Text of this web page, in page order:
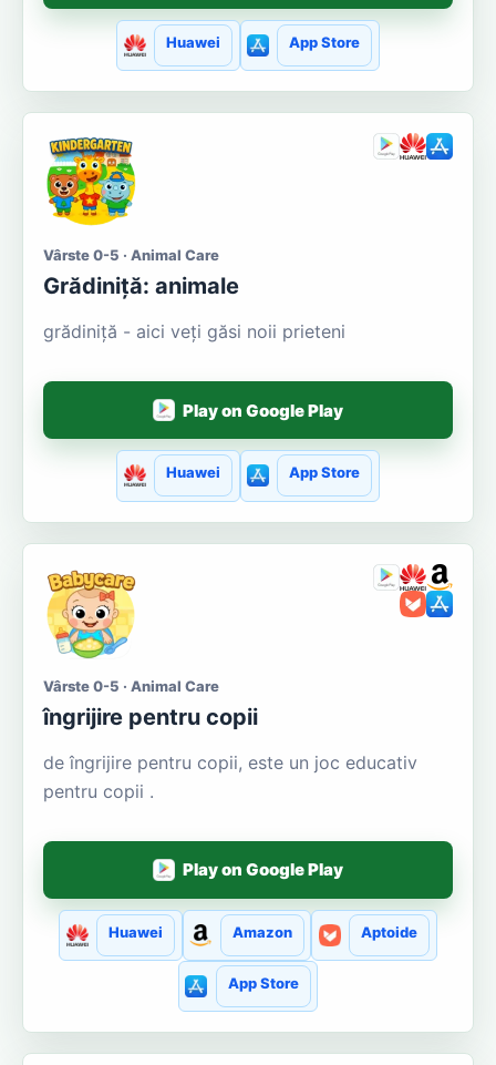
Huawei App Store
Vârste 0-5 · Animal Care
Grădiniță: animale
grădiniță - aici veți găsi noii prieteni
Play on Google Play
Huawei App Store
Vârste 0-5 · Animal Care
îngrijire pentru copii
de îngrijire pentru copii, este un joc educativ
pentru copii .
Play on Google Play
Huawei Amazon Aptoide
App Store